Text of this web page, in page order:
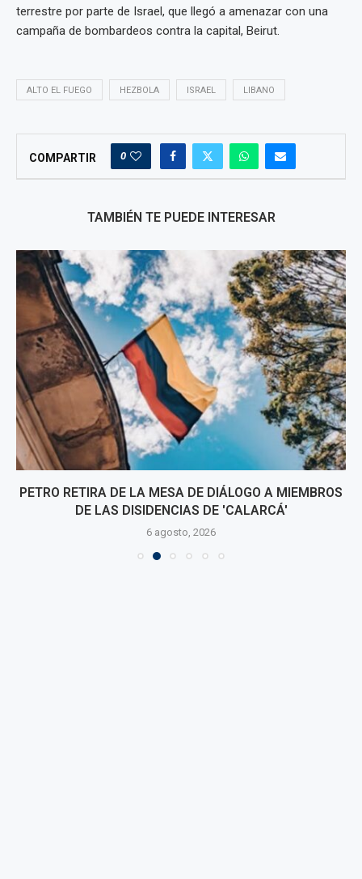
terrestre por parte de Israel, que llegó a amenazar con una
campaña de bombardeos contra la capital, Beirut.
ALTO EL FUEGO HEZBOLA ISRAEL LIBANO
COMPARTIR 0
TAMBIÉN TE PUEDE INTERESAR
PETRO RETIRA DE LA MESA DE DIÁLOGO A MIEMBROS
DE LAS DISIDENCIAS DE 'CALARCÁ'
6 agosto, 2026